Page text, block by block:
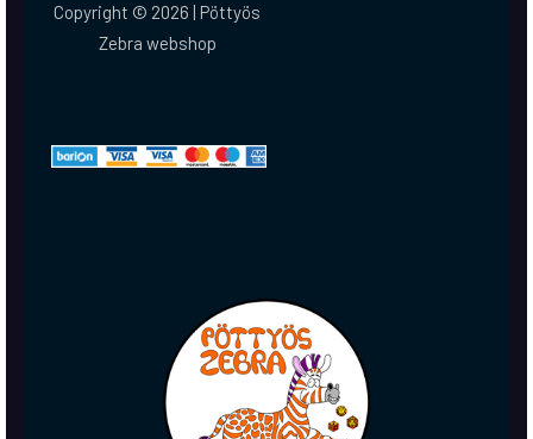
Copyright © 2026 | Pöttyös
Zebra webshop